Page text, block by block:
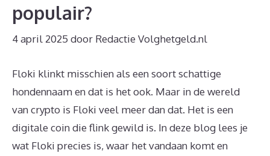
populair?
4 april 2025 door Redactie Volghetgeld.nl
Floki klinkt misschien als een soort schattige
hondennaam en dat is het ook. Maar in de wereld
van crypto is Floki veel meer dan dat. Het is een
digitale coin die flink gewild is. In deze blog lees je
wat Floki precies is, waar het vandaan komt en